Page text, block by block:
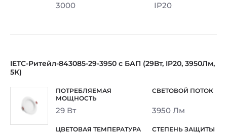
3000 IP20
IETC-Ритейл-843085-29-3950 с БАП (29Вт, IP20, 3950Лм,
5К)
29 Вт 3950 Лм